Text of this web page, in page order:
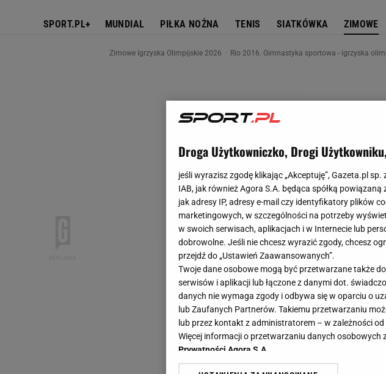
SPORT.PL+ MUNDIAL PIŁKA NOŻNA TENIS SIATKÓWKA ZIMOWE
Zimowe Igrzyska Olimpijskie 2026 Rio 2016. Gimnastyka sportowa - igrzyska
Droga Użytkowniczko, Drogi Użytkowniku,
jeśli wyrazisz zgodę klikając „Akceptuję”, Gazeta.pl
IAB, jak również Agora S.A. będąca spółką
jak adresy IP, adresy e-mail czy identyfikatory plików
marketingowych, w szczególności na potrzeby
w swoich serwisach, aplikacjach i w Internecie lub
dobrowolne. Jeśli nie chcesz wyrazić zgody, chcesz
przejdź do „Ustawień Zaawansowanych”.
Twoje dane osobowe mogą być przetwarzane także
serwisów i aplikacji lub łączone z danymi dot.
danych nie wymaga zgody i odbywa się w oparciu o
lub Zaufanych Partnerów. Takiemu przetwarzaniu
lub przez kontakt z administratorem – w zależności
Więcej informacji o przetwarzaniu danych osobowych
Prywatności Agora S.A.